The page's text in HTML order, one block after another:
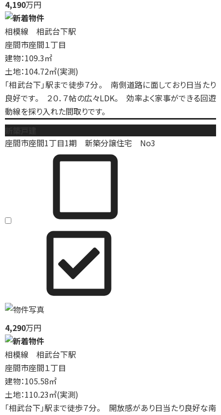
4,190万円
相模線 相武台下駅
座間市座間１丁目
建物：109.3㎡
土地：104.72㎡(実測)
「相武台下」駅まで徒歩７分。 南側道路に面しており日当たり
良好です。 ２０．７帖の広々LDK。 効率よく家事ができる回遊
動線を採り入れた間取りです。
座間市座間1丁目1期 新築分譲住宅 No3
4,290万円
相模線 相武台下駅
座間市座間１丁目
建物：105.58㎡
土地：110.23㎡(実測)
「相武台下」駅まで徒歩７分。 開放感があり日当たり良好な南